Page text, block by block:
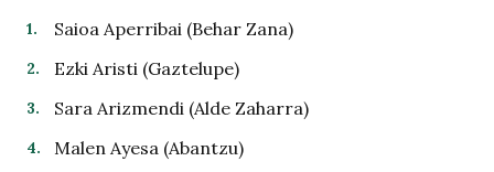
Saioa Aperribai (Behar Zana)
Ezki Aristi (Gaztelupe)
Sara Arizmendi (Alde Zaharra)
Malen Ayesa (Abantzu)